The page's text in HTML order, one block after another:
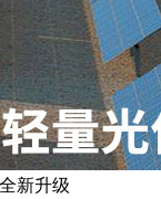
新升级